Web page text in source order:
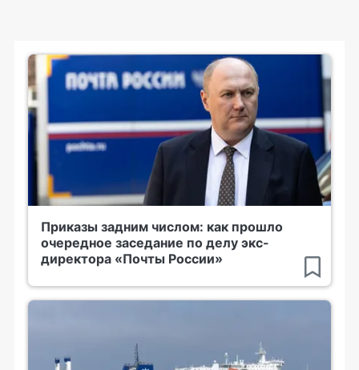
Приказы задним числом: как прошло
очередное заседание по делу экс-
директора «Почты России»